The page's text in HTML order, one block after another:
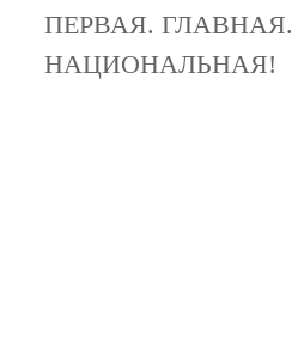
ПЕРВАЯ. ГЛАВНАЯ.
НАЦИОНАЛЬНАЯ!